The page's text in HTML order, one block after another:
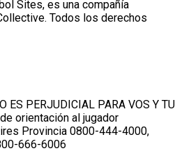
Sites, es una compañía
Todos los derechos
ES PERJUDICIAL PARA VOS Y TU
orientación al jugador
Provincia 0800-444-4000,
666-6006